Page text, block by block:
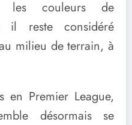
les couleurs de
il reste considéré
milieu de terrain, à
en Premier League,
désormais se